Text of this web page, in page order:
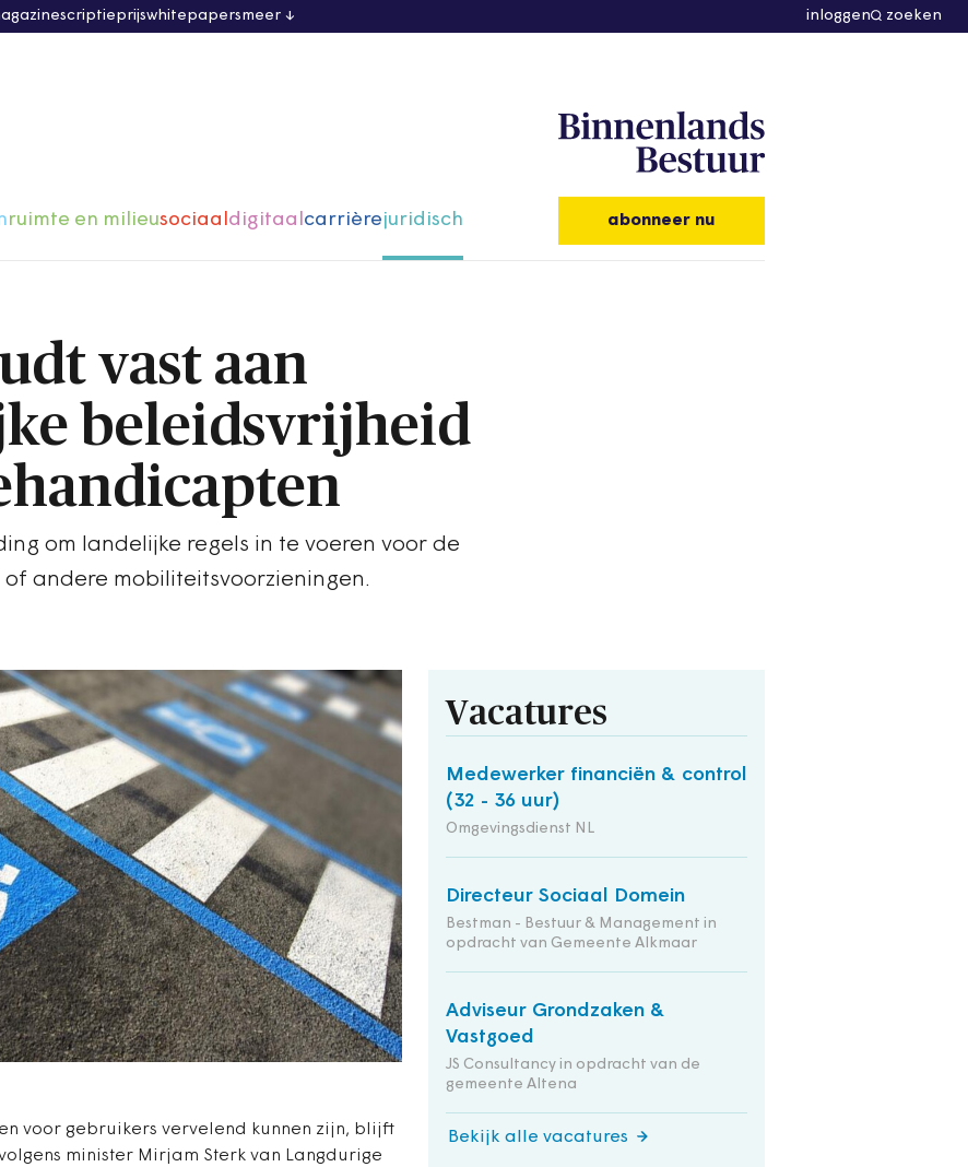
scriptieprijswhitepapersmeer inloggen zoeken
ruimte en milieusociaaldigitaalcarrièrejuridisch abonneer nu
vast aan
beleidsvrijheid
om landelijke regels in te voeren voor de
andere mobiliteitsvoorzieningen.
voor gebruikers vervelend kunnen zijn, blijft
minister Mirjam Sterk van Langdurige
Vacatures
Medewerker financiën & control
(32 - 36 uur)
Omgevingsdienst NL
Directeur Sociaal Domein
Bestman - Bestuur & Management in
opdracht van Gemeente Alkmaar
Adviseur Grondzaken &
Vastgoed
JS Consultancy in opdracht van de
gemeente Altena
Bekijk alle vacatures